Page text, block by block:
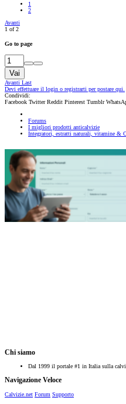
1
2
Avanti
1 of 2
Go to page
Vai
Avanti Last
Devi effettuare il login o registrarti per postare qui.
Condividi:
Facebook Twitter Reddit Pinterest Tumblr
Forums
I migliori prodotti anticalvizie
Integratori, estratti naturali, vitamine &
Chi siamo
Dal 1999 il portale #1 in Italia sulla
Navigazione Veloce
Calvizie.net Forum Supporto